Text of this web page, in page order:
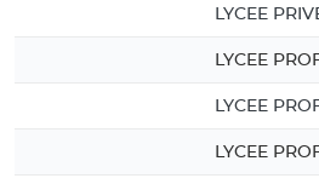
LYCEE
LYCEE
LYCEE
LYCEE